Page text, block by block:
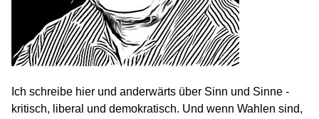
Ich schreibe hier und anderwärts über Sinn und Sinne -
kritisch, liberal und demokratisch. Und wenn Wahlen sind,